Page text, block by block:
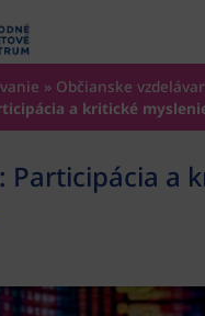
» Občianske
a kritické
Participácia a